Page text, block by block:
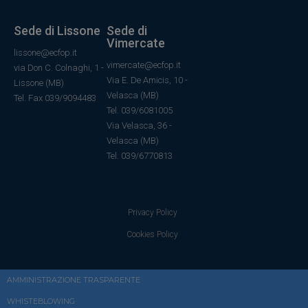
Sede di Lissone
lissone@ecfop.it
via Don C. Colnaghi, 1 -
Lissone (MB)
Tel. Fax 039/9094483
Sede di
Vimercate
vimercate@ecfop.it
Via E. De Amicis, 10 -
Velasca (MB)
Tel. 039/6081005
Via Velasca, 36 -
Velasca (MB)
Tel. 039/6770813
Privacy Policy
Cookies Policy
AMMINISTRAZIONE TRASPARENTE
WHISTEBLOWING